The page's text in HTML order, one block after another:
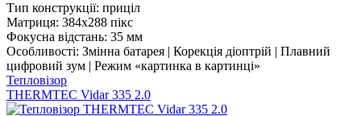
Тип конструкції: приціл
Матриця: 384x288 пікс
Фокусна відстань: 35 мм
Особливості: Змінна батарея | Корекція діоптрій | Плавний
цифровий зум | Режим «картинка в картинці»
Тепловізор
THERMTEC Vidar 335 2.0